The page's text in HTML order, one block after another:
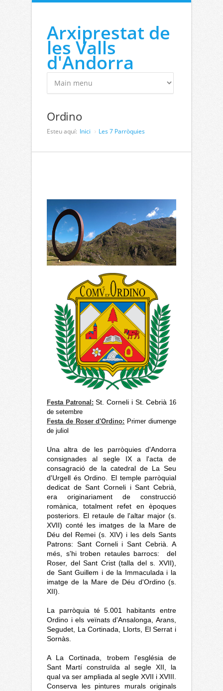
Vés al contingut
Arxiprestat de
les Valls
d'Andorra
Ordino
Esteu aquí: Inici Les 7 Parròquies
Festa Patronal: St. Corneli i St. Cebrià 16
de setembre
Festa de Roser d'Ordino: Primer diumenge
de juliol
Una altra de les parròquies d'Andorra
consignades al segle IX a l'acta de
consagració de la catedral de La Seu
d'Urgell és Ordino. El temple parròquial
dedicat de Sant Corneli i Sant Cebrià,
era originariament de construcció
romànica, totalment refet en èpoques
posteriors. El retaule de l'altar major (s.
XVII) conté les imatges de la Mare de
Déu del Remei (s. XIV) i les dels Sants
Patrons: Sant Corneli i Sant Cebrià. A
més, s'hi troben retaules barrocs: del
Roser, del Sant Crist (talla del s. XVII),
de Sant Guillem i de la Immaculada i la
imatge de la Mare de Déu d'Ordino (s.
XII).
La parròquia té 5.001 habitants entre
Ordino i els veïnats d'Ansalonga, Arans,
Segudet, La Cortinada, Llorts, El Serrat i
Sornàs.
A La Cortinada, trobem l'església de
Sant Martí construïda al segle XII, la
qual va ser ampliada al segle XVII i XVIII.
Conserva les pintures murals originals